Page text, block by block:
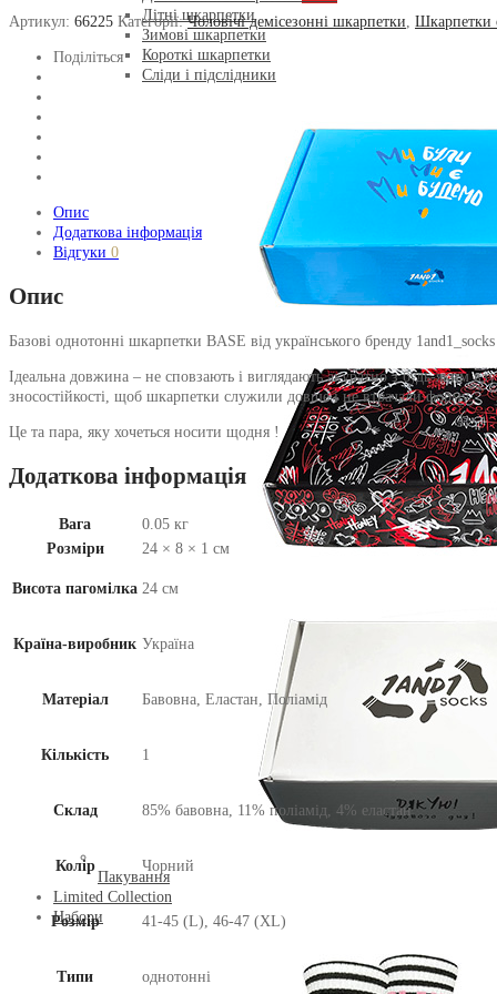
Літні шкарпетки
Зимові шкарпетки
Короткі шкарпетки
Сліди і підслідники
Пакування
Limited Collection
Набори
Артикул: 66225 Категорії:Чоловічі демісезонні шкарпетки, Шкарпетки
Поділіться
Опис
Додаткова інформація
Відгуки 0
Опис
Базові однотонні шкарпетки BASE від українського бренду
Ідеальна довжина – не сповзають і виглядають акуратно з будь-яким
зносостійкості, щоб шкарпетки служили довше і не втрачали форму.
Це та пара, яку хочеться носити щодня !
Додаткова інформація
Вага
0.05 кг
Розміри
24 × 8 × 1 см
Висота пагомілка 24 см
Країна-виробник Україна
Матеріал Бавовна, Еластан, Поліамід
Кількість 1
Склад 85% бавовна, 11% поліамід, 4% еластан
Колір Чорний
Розмір 41-45 (L), 46-47 (XL)
Типи однотонні